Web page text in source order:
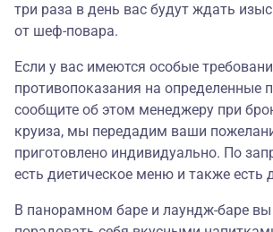
три раза в день вас будут ждать
от шеф-повара.
Если у вас имеются особые
противопоказания на определенные
сообщите об этом менеджеру при
круиза, мы передадим ваши
приготовлено индивидуально. По
есть диетическое меню и также есть
В панорамном баре и лаундж-баре